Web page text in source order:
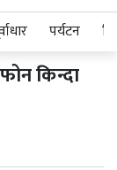
पर्यटन
किन्दा